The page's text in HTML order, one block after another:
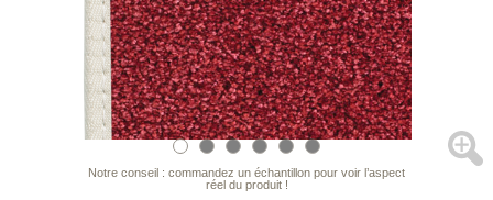
Notre conseil : commandez un échantillon pour voir l’aspect
réel du produit !